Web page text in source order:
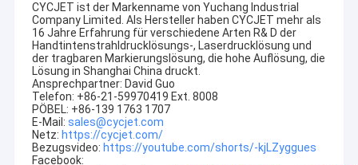
CYCJET ist der Markenname von Yuchang Industrial
Company Limited. Als Hersteller haben CYCJET mehr als
16 Jahre Erfahrung für verschiedene Arten R& D der
Handtintenstrahldrucklösungs-, Laserdrucklösung und
der tragbaren Markierungslösung, die hohe Auflösung, die
Lösung in Shanghai China druckt.
Ansprechpartner: David Guo
Telefon: +86-21-59970419 Ext. 8008
PÖBEL: +86-139 1763 1707
E-Mail: sales@cycjet.com
Netz: https://cycjet.com/
Bezugsvideo: https://youtube.com/shorts/-kjLZyggues
Facebook: